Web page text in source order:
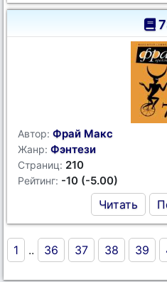
Автор: Фрай Макс
Жанр: Фэнтези
Страниц: 210
Рейтинг: -10 (-5.00)
Читать
1 .. 36 37 38 39